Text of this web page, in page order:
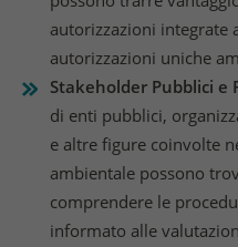
autorizzazioni integrate
autorizzazioni uniche
Stakeholder Pubblici e
di enti pubblici,
e altre figure coinvolte
ambientale possono
comprendere le
informato alle